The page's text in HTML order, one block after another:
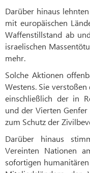
Darüber hinaus
mit europäischen
Waffenstillstand ab
israelischen
mehr.
Solche Aktionen
Westens. Sie
einschließlich der in
und der Vierten
zum Schutz der
Darüber hinaus
Vereinten Nationen
sofortigen